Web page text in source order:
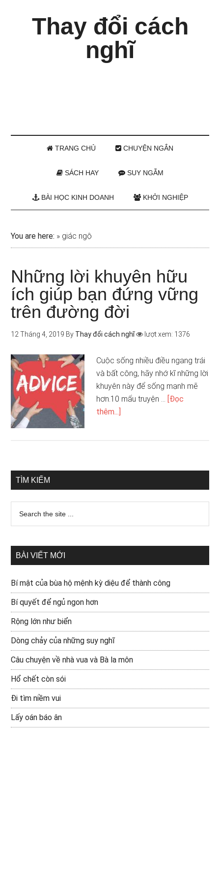
Thay đổi cách
nghĩ
TRANG CHỦ CHUYỆN NGẮN
SÁCH HAY SUY NGẪM
BÀI HỌC KINH DOANH KHỞI NGHIỆP
You are here: » giác ngộ
Những lời khuyên hữu
ích giúp bạn đứng vững
trên đường đời
12 Tháng 4, 2019 By Thay đổi cách nghĩ lượt xem: 1376
Cuộc sống nhiều điều ngang trái
và bất công, hãy nhớ kĩ những lời
khuyên này để sống mạnh mẽ
hơn.10 mẩu truyện … [Đọc
thêm...]
TÌM KIẾM
BÀI VIẾT MỚI
Bí mật của bùa hộ mệnh kỳ diệu để thành công
Bí quyết để ngủ ngon hơn
Rộng lớn như biển
Dòng chảy của những suy nghĩ
Câu chuyện về nhà vua và Bà la môn
Hổ chết còn sói
Đi tìm niềm vui
Lấy oán báo ân